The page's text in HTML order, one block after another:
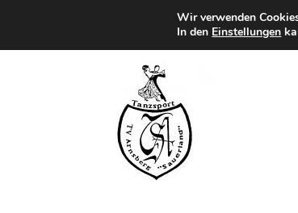
SAMSTAG, 8TH AUGUST 2026
Wir verwenden
In den Einstellungen